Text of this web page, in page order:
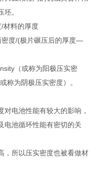
。
材料的厚度
密度/(极片碾压后的厚度—
（或称为阳极压实密
称为阴极压实密度）。
电池性能有较大的影响，
电池循环性能有密切的关
，所以压实密度也被看做材